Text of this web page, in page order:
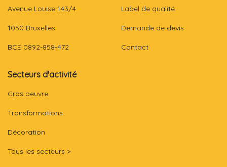
Avenue Louise 143/4
1050 Bruxelles
BCE 0892-858-472
Label de qualité
Demande de devis
Contact
Secteurs d'activité
Gros oeuvre
Transformations
Décoration
Tous les secteurs >